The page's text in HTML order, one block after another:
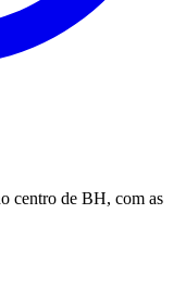
centro de BH, com as